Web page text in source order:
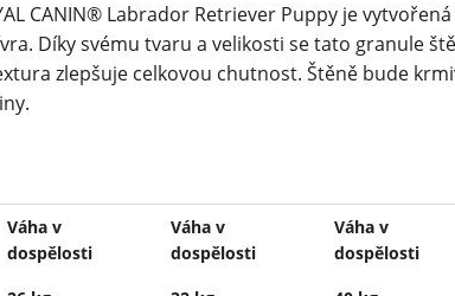
CANIN® Labrador Retriever Puppy je
Díky svému tvaru a velikosti se tato granule
zlepšuje celkovou chutnost. Štěně bude
Váha v
dospělosti
Váha v
dospělosti
Váha v
dospělosti